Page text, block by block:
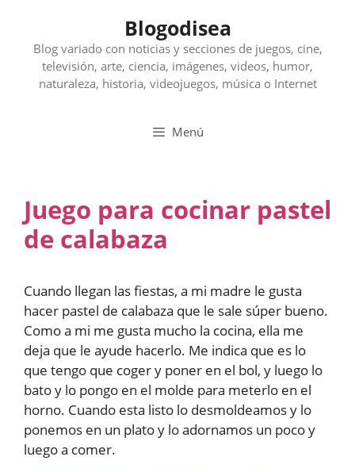
contenido
Blogodisea
Blog variado con noticias y secciones de juegos, cine,
televisión, arte, ciencia, imágenes, videos, humor,
naturaleza, historia, videojuegos, música o Internet
Menú
Juego para cocinar pastel
de calabaza
Cuando llegan las fiestas, a mi madre le gusta
hacer pastel de calabaza que le sale súper bueno.
Como a mi me gusta mucho la cocina, ella me
deja que le ayude hacerlo. Me indica que es lo
que tengo que coger y poner en el bol, y luego lo
bato y lo pongo en el molde para meterlo en el
horno. Cuando esta listo lo desmoldeamos y lo
ponemos en un plato y lo adornamos un poco y
luego a comer.